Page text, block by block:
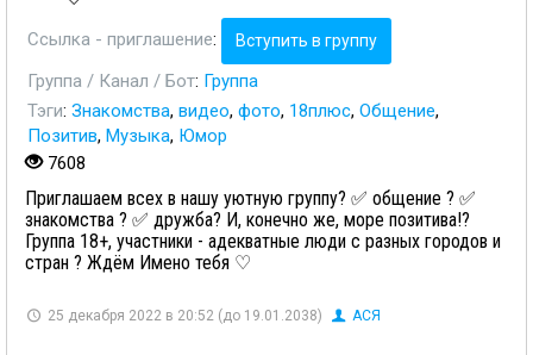
Ссылка - приглашение: Вступить в группу
Группа / Канал / Бот: Группа
Тэги: Знакомства, видео, фото, 18плюс, Общение,
Позитив, Музыка, Юмор
7608
Приглашаем всех в нашу уютную группу? ✅ общение ? ✅
знакомства ? ✅ дружба? И, конечно же, море позитива!?
Группа 18+, участники - адекватные люди с разных городов и
стран ? Ждём Имено тебя ♡
25 декабря 2022 в 20:52 (до 19.01.2038) АСЯ